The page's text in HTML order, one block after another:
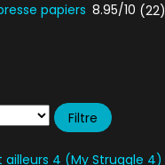
papiers 8.95/10 (22)
ailleurs 4 (My Struggle 4)